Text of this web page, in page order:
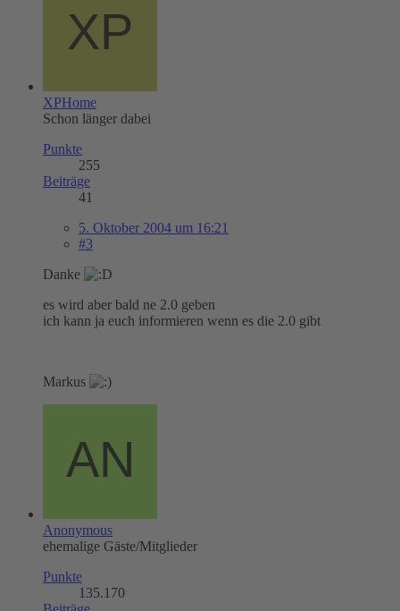
XPHome
Schon länger dabei
Punkte
255
Beiträge
41
5. Oktober 2004 um 16:21
#3
Danke
es wird aber bald ne 2.0 geben
ich kann ja euch informieren wenn es die 2.0 gibt
Markus
Anonymous
ehemalige Gäste/Mitglieder
Punkte
135.170